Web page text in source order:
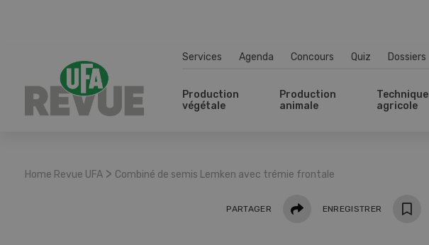
Services Agenda Concours Quiz Dossiers
Production
végétale
Production
animale
Technique
agricole
Home Revue UFA > Combiné de semis Lemken avec trémie frontale
PARTAGER PartagerENREGISTRER